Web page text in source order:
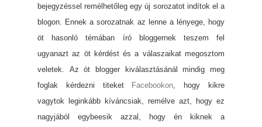
bejegyzéssel remélhetőleg egy új sorozatot indítok el a
blogon. Ennek a sorozatnak az lenne a lényege, hogy
öt hasonló témában író bloggernek teszem fel
ugyanazt az öt kérdést és a válaszaikat megosztom
veletek. Az öt blogger kiválasztásánál mindig meg
foglak kérdezni titeket
Facebookon , hogy kikre
vagytok leginkább kíváncsiak, remélve azt, hogy ez
nagyjából egybeesik azzal, hogy én kiknek a